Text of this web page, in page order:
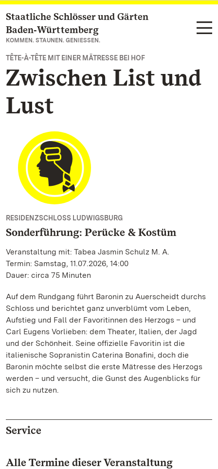
Zum Hauptinhalt springen
Staatliche Schlösser und Gärten
Baden‑Württemberg
KOMMEN. STAUNEN. GENIESSEN.
TÊTE-À-TÊTE MIT EINER MÄTRESSE BEI HOF
Zwischen List und
Lust
RESIDENZSCHLOSS LUDWIGSBURG
Sonderführung: Perücke & Kostüm
Veranstaltung mit: Tabea Jasmin Schulz M. A.
Termin: Samstag, 11.07.2026, 14:00
Dauer: circa 75 Minuten
Auf dem Rundgang führt Baronin zu Auerscheidt durchs
Schloss und berichtet ganz unverblümt vom Leben,
Aufstieg und Fall der Favoritinnen des Herzogs – und
Carl Eugens Vorlieben: dem Theater, Italien, der Jagd
und der Schönheit. Seine offizielle Favoritin ist die
italienische Sopranistin Caterina Bonafini, doch die
Baronin möchte selbst die erste Mätresse des Herzogs
werden – und versucht, die Gunst des Augenblicks für
sich zu nutzen.
Service
Alle Termine dieser Veranstaltung